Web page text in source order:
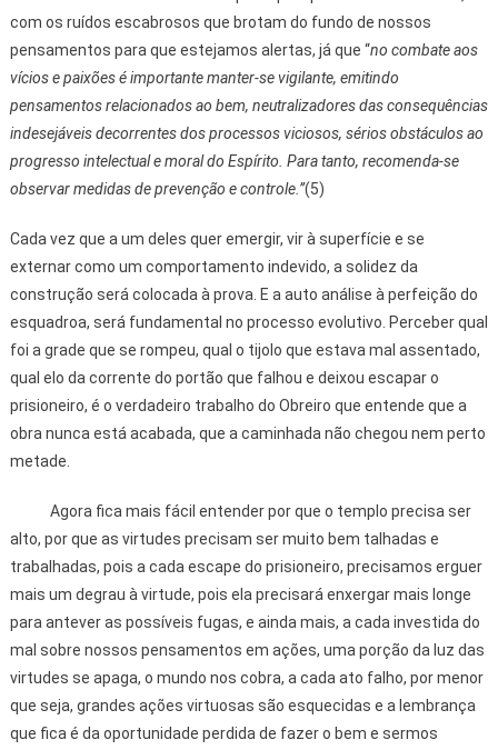
com os ruídos escabrosos que brotam do fundo de nossos
pensamentos para que estejamos alertas, já que “no combate aos
vícios e paixões é importante manter-se vigilante, emitindo
pensamentos relacionados ao bem, neutralizadores das consequências
indesejáveis decorrentes dos processos viciosos, sérios obstáculos ao
progresso intelectual e moral do Espírito. Para tanto, recomenda-se
observar medidas de prevenção e controle.”(5)
Cada vez que a um deles quer emergir, vir à superfície e se
externar como um comportamento indevido, a solidez da
construção será colocada à prova. E a auto análise à perfeição do
esquadroa, será fundamental no processo evolutivo. Perceber qual
foi a grade que se rompeu, qual o tijolo que estava mal assentado,
qual elo da corrente do portão que falhou e deixou escapar o
prisioneiro, é o verdadeiro trabalho do Obreiro que entende que a
obra nunca está acabada, que a caminhada não chegou nem perto
metade.
Agora fica mais fácil entender por que o templo precisa ser
alto, por que as virtudes precisam ser muito bem talhadas e
trabalhadas, pois a cada escape do prisioneiro, precisamos erguer
mais um degrau à virtude, pois ela precisará enxergar mais longe
para antever as possíveis fugas, e ainda mais, a cada investida do
mal sobre nossos pensamentos em ações, uma porção da luz das
virtudes se apaga, o mundo nos cobra, a cada ato falho, por menor
que seja, grandes ações virtuosas são esquecidas e a lembrança
que fica é da oportunidade perdida de fazer o bem e sermos